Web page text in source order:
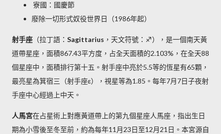
寮國：國慶節
廢除一切形式奴役世界日（1986年起）
射手座 （拉丁語： Sagittarius ，天文符號：♐），是一個南天黃
道帶星座，面積867.43平方度，占全天面積的2.103% ，在全天88
個星座中，面積排行第十五。射手座中亮於5.5等的恆星有65顆，
最亮星為箕宿三（射手座ε），視星等為1.85。每年7月7日子夜射
手座中心經過上中天。
人馬宮在占星術上對應黃道帶上的第九個星座人馬座，指出生日
期為小雪後至冬至前，約為每年11月23日至12月21日。 本宮源自